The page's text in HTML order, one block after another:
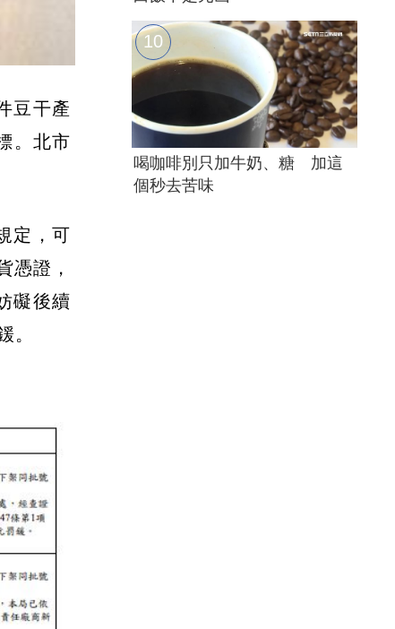
豆干產
。北市
定，可
憑證，
礙後續
。
喝咖啡別只加牛奶、糖 加這
個秒去苦味